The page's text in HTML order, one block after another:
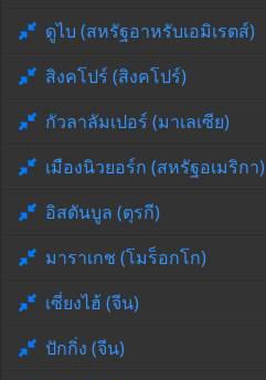
ดูไบ (สหรัฐอาหรับเอมิเรตส์)
สิงคโปร์ (สิงคโปร์)
กัวลาลัมเปอร์ (มาเลเซีย)
เมืองนิวยอร์ก (สหรัฐอเมริกา)
อิสตันบูล (ตุรกี)
มาราเกช (โมร็อกโก)
เซี่ยงไฮ้ (จีน)
ปักกิ่ง (จีน)